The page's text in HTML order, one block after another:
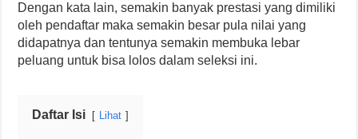
Dengan kata lain, semakin banyak prestasi yang dimiliki
oleh pendaftar maka semakin besar pula nilai yang
didapatnya dan tentunya semakin membuka lebar
peluang untuk bisa lolos dalam seleksi ini.
Daftar Isi Lihat